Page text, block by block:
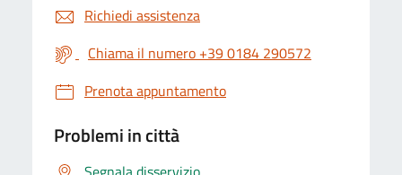
Richiedi assistenza
Chiama il numero +39 0184 290572
Prenota appuntamento
Problemi in città